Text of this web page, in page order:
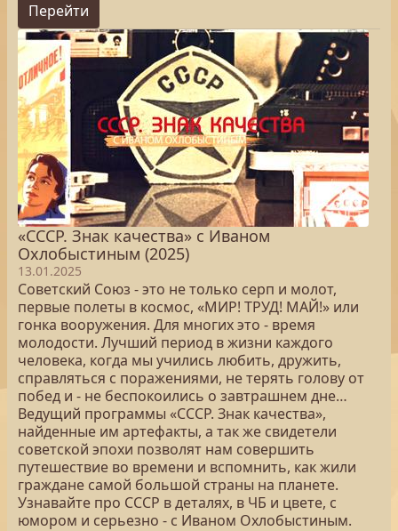
Перейти
«СССР. Знак качества» с Иваном
Охлобыстиным (2025)
13.01.2025
Советский Союз - это не только серп и молот,
первые полеты в космос, «МИР! ТРУД! МАЙ!» или
гонка вооружения. Для многих это - время
молодости. Лучший период в жизни каждого
человека, когда мы учились любить, дружить,
справляться с поражениями, не терять голову от
побед и - не беспокоились о завтрашнем дне…
Ведущий программы «СССР. Знак качества»,
найденные им артефакты, а так же свидетели
советской эпохи позволят нам совершить
путешествие во времени и вспомнить, как жили
граждане самой большой страны на планете.
Узнавайте про СССР в деталях, в ЧБ и цвете, с
юмором и серьезно - с Иваном Охлобыстиным.